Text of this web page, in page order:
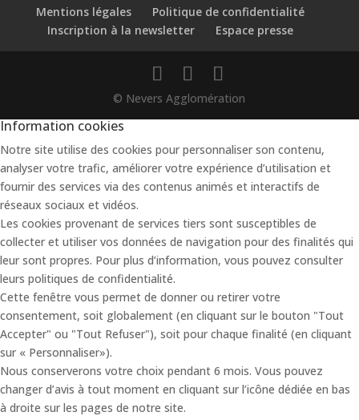
Mentions légales
Politique de confidentialité
Inscription à la newsletter
Espace presse
© Nevers Agglomération
Information cookies
Notre site utilise des cookies pour personnaliser son contenu,
analyser votre trafic, améliorer votre expérience d’utilisation et
fournir des services via des contenus animés et interactifs de
réseaux sociaux et vidéos.
Les cookies provenant de services tiers sont susceptibles de
collecter et utiliser vos données de navigation pour des finalités qui
leur sont propres. Pour plus d’information, vous pouvez consulter
leurs politiques de confidentialité.
Cette fenêtre vous permet de donner ou retirer votre
consentement, soit globalement (en cliquant sur le bouton "Tout
Accepter" ou "Tout Refuser"), soit pour chaque finalité (en cliquant
sur « Personnaliser»).
Nous conserverons votre choix pendant 6 mois. Vous pouvez
changer d’avis à tout moment en cliquant sur l’icône dédiée en bas
à droite sur les pages de notre site.